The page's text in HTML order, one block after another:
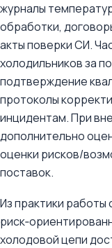
журналы
обработки,
акты поверки СИ.
холодильников за
подтверждение
протоколы
инцидентам. При
дополнительно
оценки рисков/
поставок.
Из практики работы
холодовой цепи